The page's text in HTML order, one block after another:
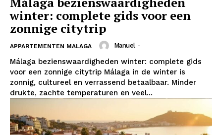
winter: complete gids voor een
zonnige citytrip
APPARTEMENTEN MALAGA Manuel -
Málaga bezienswaardigheden winter: complete gids
voor een zonnige citytrip Málaga in de winter is
zonnig, cultureel en verrassend betaalbaar. Minder
drukte, zachte temperaturen en veel...